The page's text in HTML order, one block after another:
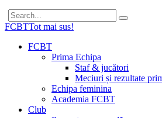
FCBTTot mai sus!
FCBT
Prima Echipa
Staf & jucători
Meciuri și rezultate
Echipa feminina
Academia FCBT
Club